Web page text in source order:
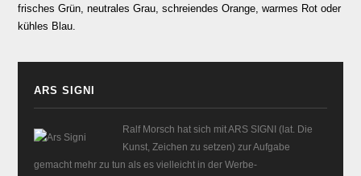
frisches Grün, neutrales Grau, schreiendes Orange, warmes Rot oder
kühles Blau.
ARS SIGNI
Ralf Morsch hat sich mit ARS SIGNI (lat. Die
Kunst, Zeichen zu setzen) zur Aufgabe
gemacht mehr zu tun als es vielleicht in der Werbe-